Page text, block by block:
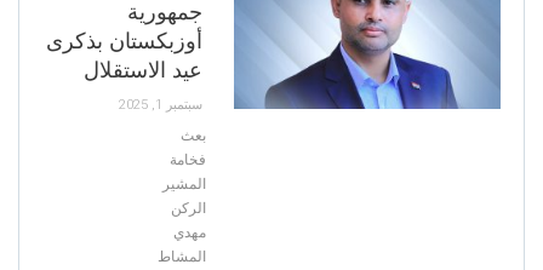
جمهورية
أوزبكستان بذكرى
عيد الاستقلال
سبتمبر 1, 2025
بعث
فخامة
المشير
الركن
مهدي
المشاط